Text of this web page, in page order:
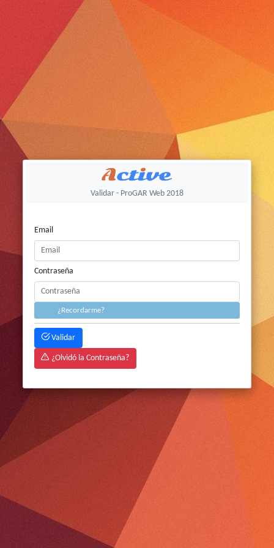
Validar - ProGAR Web 2018
Email
Contraseña
¿Recordarme?
Validar
¿Olvidó la Contraseña?